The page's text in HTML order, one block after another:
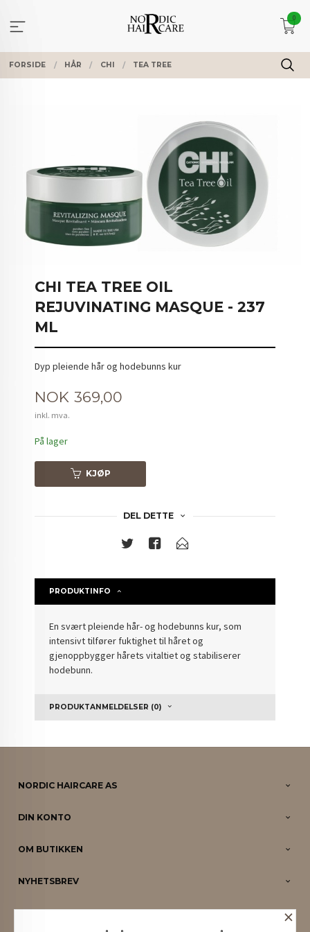
innholdet
0
FORSIDE HÅR CHI TEA TREE
CHI TEA TREE OIL
REJUVINATING MASQUE - 237
ML
Dyp pleiende hår og hodebunns kur
Pris
NOK 369,00
inkl. mva.
På lager
KJØP
DEL DETTE
PRODUKTINFO
En svært pleiende hår- og hodebunns kur, som
intensivt tilfører fuktighet til håret og
gjenoppbygger hårets vitaltiet og stabiliserer
hodebunn.
PRODUKTANMELDELSER (0)
NORDIC HAIRCARE AS
DIN KONTO
OM BUTIKKEN
NYHETSBREV
PARTNERE ×